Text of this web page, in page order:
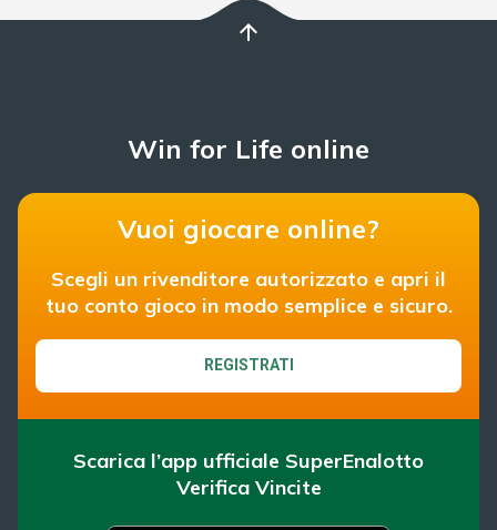
arrow_upward
Win for Life online
Vuoi giocare online?
Scegli un rivenditore autorizzato e apri il
tuo conto gioco in modo semplice e sicuro.
REGISTRATI
Scarica l’app ufficiale SuperEnalotto
Verifica Vincite